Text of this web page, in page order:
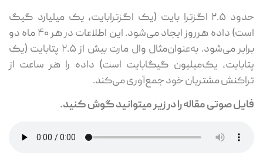
حدود ۲.۵ اگزترا بایت (یک اگزترابایت، یک میلیارد گیگ
است) داده هرروز ایجاد می‌شود. این اطلاعات در هر ۴۰ ماه دو
برابر می‌شود. به‌عنوان‌مثال وال مارت بیش از ۲.۵ پتابایت (یک
یک‌میلیون گیگابایت است) داده را هر ساعت از
مشتریان خود جمع‌آوری می‌کند.
صوتی مقاله را در زیر میتوانید گوش کنید.